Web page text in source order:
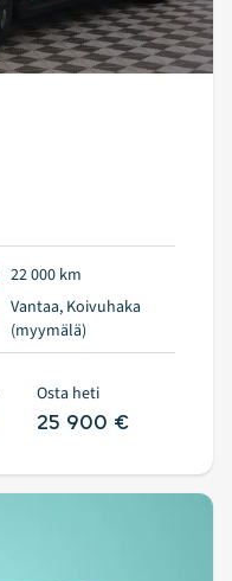
22 000 km
Vantaa, Koivuhaka
(myymälä)
Osta heti
25 900 €